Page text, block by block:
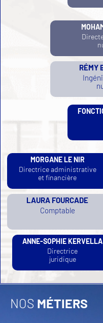
RÉMY
MORGANE LE NIR
Directrice administrative
et financière
LAURA FOURCADE
Comptable
ANNE-SOPHIE KERVELLA
Directrice
juridique
NOS MÉTIERS